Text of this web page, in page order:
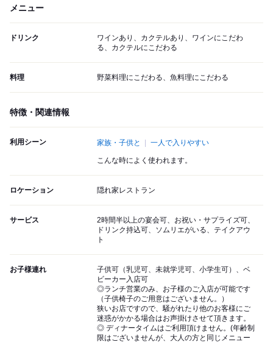
メニュー
ドリンク
ワインあり、カクテルあり、ワインにこだわ
る、カクテルにこだわる
料理 野菜料理にこだわる、魚料理にこだわる
特徴・関連情報
利用シーン 家族・子供と 一人で入りやすい
こんな時によく使われます。
ロケーション 隠れ家レストラン
サービス
2時間半以上の宴会可、お祝い・サプライズ可、
ドリンク持込可、ソムリエがいる、テイクアウ
ト
お子様連れ
子供可（乳児可、未就学児可、小学生可）、ベ
ビーカー入店可
◎ランチ営業のみ、お子様のご入店が可能です
（子供椅子のご用意はございません。）
狭いお店ですので、騒がれたり他のお客様にご
迷惑がかかる場合はお声掛けさせて頂きます。
◎ ディナータイムはご利用頂けません。(年齢制
限はございませんが、大人の方と同じメニュー